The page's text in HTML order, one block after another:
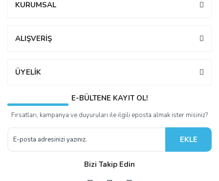
KURUMSAL
ALIŞVERİŞ
ÜYELİK
E-BÜLTENE KAYIT OL!
Fırsatları, kampanya ve duyuruları ile ilgili eposta almak ister misiniz?
EKLE
Bizi Takip Edin